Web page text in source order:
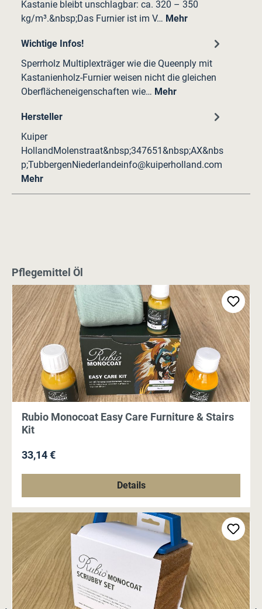
Kastanie bleibt unschlagbar: ca. 320 – 350
kg/m³.&nbsp;Das Furnier ist im V… Mehr
Wichtige Infos!
Sperrholz Multiplexträger wie die Queenply mit
Kastanienholz-Furnier weisen nicht die gleichen
Oberflächeneigenschaften wie… Mehr
Hersteller
Kuiper
HollandMolenstraat&nbsp;347651&nbsp;AX&nbs
p;TubbergenNiederlandeinfo@kuiperholland.com
Mehr
Produktgalerie überspringen
Pflegemittel Öl
Rubio Monocoat Easy Care Furniture & Stairs
Kit
Regulärer Preis:
33,14 €
Details